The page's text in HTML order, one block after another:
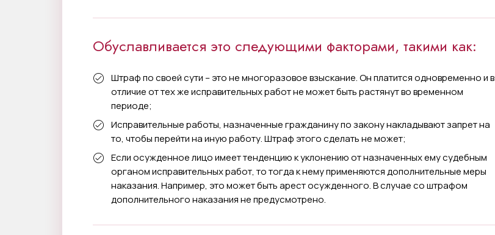
Обуславливается это следующими факторами, такими как:
Штраф по своей сути – это не многоразовое взыскание. Он платится одновременно и в
отличие от тех же исправительных работ не может быть растянут во временном
периоде;
Исправительные работы, назначенные гражданину по закону накладывают запрет на
то, чтобы перейти на иную работу. Штраф этого сделать не может;
Если осужденное лицо имеет тенденцию к уклонению от назначенных ему судебным
органом исправительных работ, то тогда к нему применяются дополнительные меры
наказания. Например, это может быть арест осужденного. В случае со штрафом
дополнительного наказания не предусмотрено.